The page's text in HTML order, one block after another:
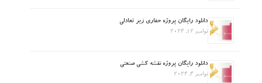
دانلود رایگان پروژه حفاری زیر تعادلی
نوامبر 12, 2024
دانلود رایگان پروژه نقشه کشی صنعتی
نوامبر 4, 2024